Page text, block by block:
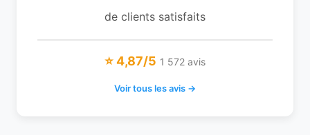
de clients satisfaits
⭐ 4,87/5 1 572 avis
Voir tous les avis →